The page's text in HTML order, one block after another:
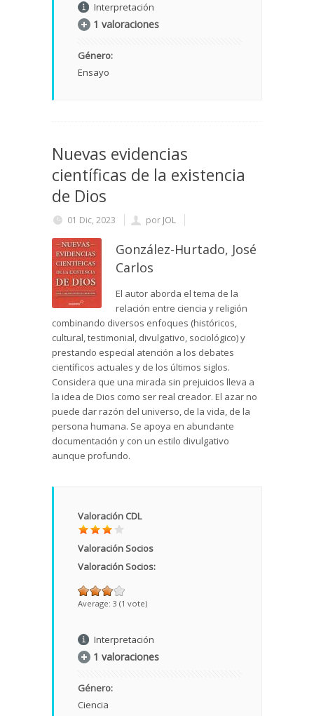
Interpretación
1 valoraciones
Género:
Ensayo
Nuevas evidencias
científicas de la existencia
de Dios
01 Dic, 2023 por JOL
González-Hurtado, José
Carlos
El autor aborda el tema de la
relación entre ciencia y religión
combinando diversos enfoques (históricos,
cultural, testimonial, divulgativo, sociológico) y
prestando especial atención a los debates
científicos actuales y de los últimos siglos.
Considera que una mirada sin prejuicios lleva a
la idea de Dios como ser real creador. El azar no
puede dar razón del universo, de la vida, de la
persona humana. Se apoya en abundante
documentación y con un estilo divulgativo
aunque profundo.
Valoración CDL
Valoración Socios
Valoración Socios:
Average: 3 (1 vote)
Interpretación
1 valoraciones
Género:
Ciencia